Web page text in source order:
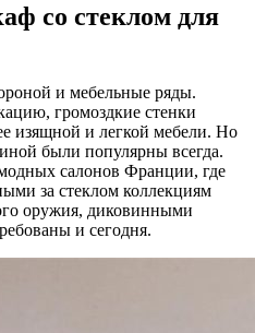
со стеклом для
и мебельные ряды.
громоздкие стенки
изящной и легкой мебели. Но
были популярны всегда.
салонов Франции, где
за стеклом коллекциям
оружия, диковинными
и сегодня.